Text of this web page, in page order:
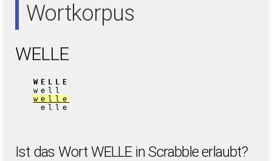
Wortkorpus
WELLE
WELLE
well
welle
elle
Ist das Wort WELLE in Scrabble erlaubt?